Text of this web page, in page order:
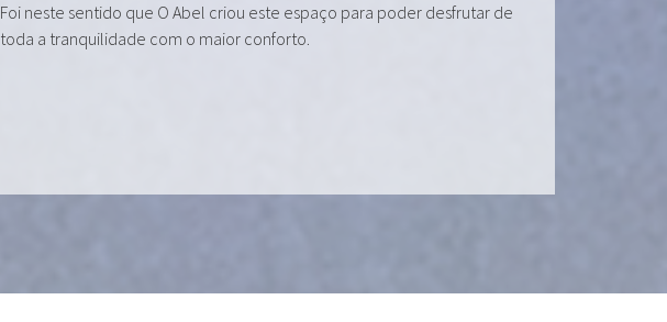
Foi neste sentido que O Abel criou este espaço para poder desfrutar de
toda a tranquilidade com o maior conforto.